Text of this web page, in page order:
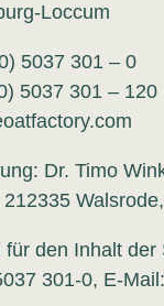
Loccum
5037 301 – 0
5037 301 – 120
Dr. Timo
für den Inhalt
301-0, E-